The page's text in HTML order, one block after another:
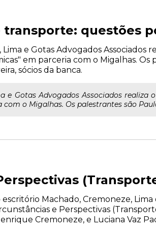
questões
e Gotas Advogados Associados
em parceria com o Migalhas. Os
sócios da banca.
e Gotas Advogados Associados realiza
o Migalhas. Os palestrantes são
Machado, Cremoneze,
e Perspectivas
Cremoneze, e Luciana Vaz